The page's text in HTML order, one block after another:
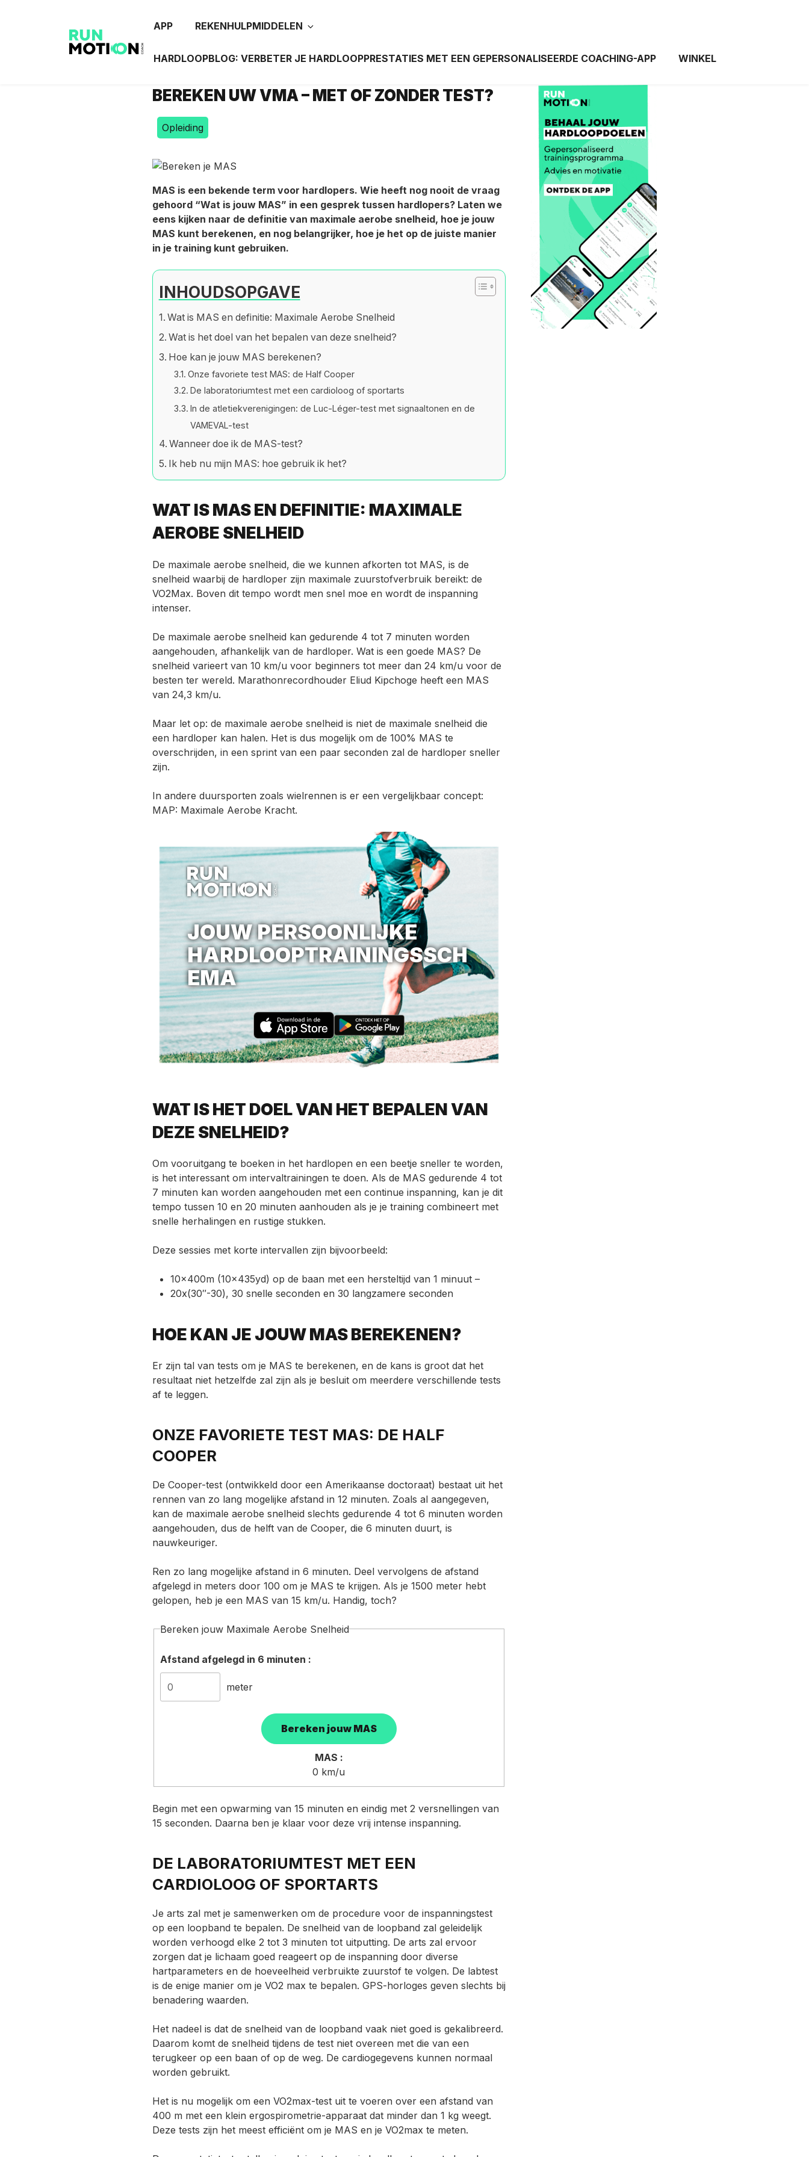
APP REKENHULPMIDDELEN
HARDLOOPBLOG: VERBETER JE HARDLOOPPRESTATIES MET EEN GEPERSONALISEERDE COACHING-APP WINKEL
BEREKEN UW VMA – MET OF ZONDER TEST?
Opleiding
MAS is een bekende term voor hardlopers. Wie heeft nog nooit de vraag
gehoord “Wat is jouw MAS” in een gesprek tussen hardlopers? Laten we
eens kijken naar de definitie van maximale aerobe snelheid, hoe je jouw
MAS kunt berekenen, en nog belangrijker, hoe je het op de juiste manier
in je training kunt gebruiken.
INHOUDSOPGAVE
Wat is MAS en definitie: Maximale Aerobe Snelheid
Wat is het doel van het bepalen van deze snelheid?
Hoe kan je jouw MAS berekenen?
Onze favoriete test MAS: de Half Cooper
De laboratoriumtest met een cardioloog of sportarts
In de atletiekverenigingen: de Luc-Léger-test met signaaltonen en de
VAMEVAL-test
Wanneer doe ik de MAS-test?
Ik heb nu mijn MAS: hoe gebruik ik het?
WAT IS MAS EN DEFINITIE: MAXIMALE
AEROBE SNELHEID
De maximale aerobe snelheid, die we kunnen afkorten tot MAS, is de
snelheid waarbij de hardloper zijn maximale zuurstofverbruik bereikt: de
VO2Max. Boven dit tempo wordt men snel moe en wordt de inspanning
intenser.
De maximale aerobe snelheid kan gedurende 4 tot 7 minuten worden
aangehouden, afhankelijk van de hardloper. Wat is een goede MAS? De
snelheid varieert van 10 km/u voor beginners tot meer dan 24 km/u voor de
besten ter wereld. Marathonrecordhouder Eliud Kipchoge heeft een MAS
van 24,3 km/u.
Maar let op: de maximale aerobe snelheid is niet de maximale snelheid die
een hardloper kan halen. Het is dus mogelijk om de 100% MAS te
overschrijden, in een sprint van een paar seconden zal de hardloper sneller
zijn.
In andere duursporten zoals wielrennen is er een vergelijkbaar concept:
MAP: Maximale Aerobe Kracht.
JOUW PERSOONLIJKE
HARDLOOPTRAININGSSCH
EMA
WAT IS HET DOEL VAN HET BEPALEN VAN
DEZE SNELHEID?
Om vooruitgang te boeken in het hardlopen en een beetje sneller te worden,
is het interessant om intervaltrainingen te doen. Als de MAS gedurende 4 tot
7 minuten kan worden aangehouden met een continue inspanning, kan je dit
tempo tussen 10 en 20 minuten aanhouden als je je training combineert met
snelle herhalingen en rustige stukken.
Deze sessies met korte intervallen zijn bijvoorbeeld:
10x400m (10x435yd) op de baan met een hersteltijd van 1 minuut –
20x(30″-30), 30 snelle seconden en 30 langzamere seconden
HOE KAN JE JOUW MAS BEREKENEN?
Er zijn tal van tests om je MAS te berekenen, en de kans is groot dat het
resultaat niet hetzelfde zal zijn als je besluit om meerdere verschillende tests
af te leggen.
ONZE FAVORIETE TEST MAS: DE HALF
COOPER
De Cooper-test (ontwikkeld door een Amerikaanse doctoraat) bestaat uit het
rennen van zo lang mogelijke afstand in 12 minuten. Zoals al aangegeven,
kan de maximale aerobe snelheid slechts gedurende 4 tot 6 minuten worden
aangehouden, dus de helft van de Cooper, die 6 minuten duurt, is
nauwkeuriger.
Ren zo lang mogelijke afstand in 6 minuten. Deel vervolgens de afstand
afgelegd in meters door 100 om je MAS te krijgen. Als je 1500 meter hebt
gelopen, heb je een MAS van 15 km/u. Handig, toch?
Bereken jouw Maximale Aerobe Snelheid
Afstand afgelegd in 6 minuten :
meter
MAS :
0 km/u
Begin met een opwarming van 15 minuten en eindig met 2 versnellingen van
15 seconden. Daarna ben je klaar voor deze vrij intense inspanning.
DE LABORATORIUMTEST MET EEN
CARDIOLOOG OF SPORTARTS
Je arts zal met je samenwerken om de procedure voor de inspanningstest
op een loopband te bepalen. De snelheid van de loopband zal geleidelijk
worden verhoogd elke 2 tot 3 minuten tot uitputting. De arts zal ervoor
zorgen dat je lichaam goed reageert op de inspanning door diverse
hartparameters en de hoeveelheid verbruikte zuurstof te volgen. De labtest
is de enige manier om je VO2 max te bepalen. GPS-horloges geven slechts bij
benadering waarden.
Het nadeel is dat de snelheid van de loopband vaak niet goed is gekalibreerd.
Daarom komt de snelheid tijdens de test niet overeen met die van een
terugkeer op een baan of op de weg. De cardiogegevens kunnen normaal
worden gebruikt.
Het is nu mogelijk om een VO2max-test uit te voeren over een afstand van
400 m met een klein ergospirometrie-apparaat dat minder dan 1 kg weegt.
Deze tests zijn het meest efficiënt om je MAS en je VO2max te meten.